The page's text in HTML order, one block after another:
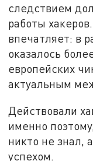
следствием
работы
впечатляет: в
оказалось
европейских
актуальным
Действовали
именно
никто не знал,
успехом.